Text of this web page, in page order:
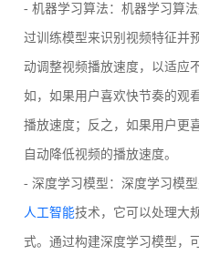
- 机器学习算法：机器学习算
过训练模型来识别视频特征并
动调整视频播放速度，以适应
如，如果用户喜欢快节奏的观
播放速度；反之，如果用户更
自动降低视频的播放速度。
- 深度学习模型：深度学习模
人工智能技术，它可以处理大
式。通过构建深度学习模型，